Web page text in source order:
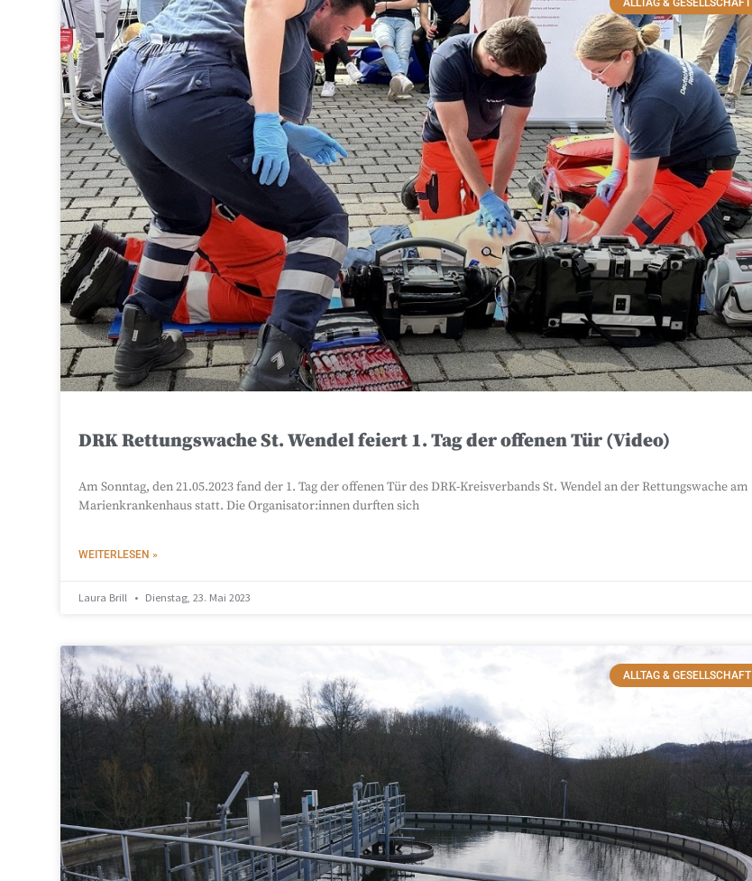
ALLTAG & GESELLSCHAFT
DRK Rettungswache St. Wendel feiert 1. Tag der offenen Tür (Video)
Am Sonntag, den 21.05.2023 fand der 1. Tag der offenen Tür des DRK-Kreisverbands St. Wendel an der Rettungswache am
Marienkrankenhaus statt. Die Organisator:innen durften sich
WEITERLESEN »
Laura Brill Dienstag, 23. Mai 2023
ALLTAG & GESELLSCHAFT